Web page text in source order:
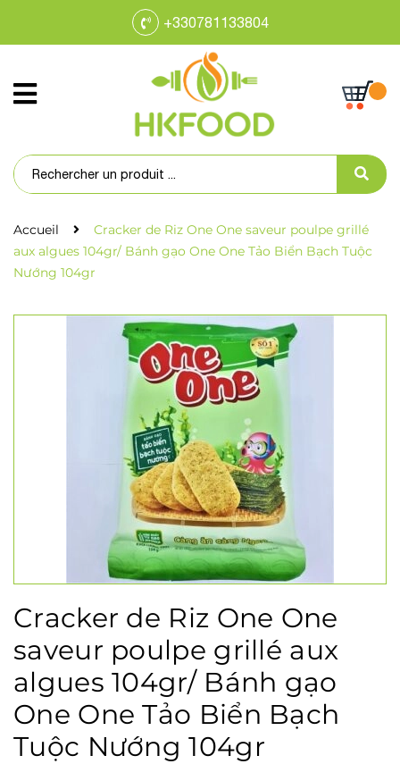
+330781133804
Accueil
Cracker de Riz One One saveur poulpe grillé
aux algues 104gr/ Bánh gạo One One Tảo Biển Bạch Tuộc
Nướng 104gr
Cracker de Riz One One
saveur poulpe grillé aux
algues 104gr/ Bánh gạo
One One Tảo Biển Bạch
Tuộc Nướng 104gr